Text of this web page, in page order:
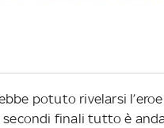
potuto rivelarsi
secondi finali tutto è